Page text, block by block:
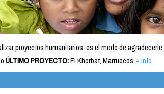
proyectos humanitarios, es el modo de
ÚLTIMO PROYECTO:El Khorbat, Marruecos + info